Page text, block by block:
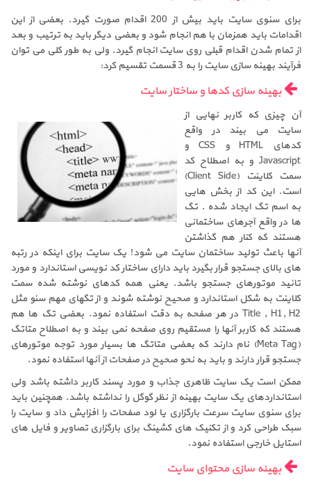
برای سئوی سایت باید بیش از 200 اقدام صورت گیرد. بعضی از این
اقدامات باید همزمان با هم انجام شود و بعضی دیگر باید به ترتیب و بعد
از تمام شدن اقدام قبلی روی سایت انجام گیرد. ولی به طور کلی می توان
فرآیند بهینه سازی سایت را به 3 قسمت تقسیم کرد:
بهینه سازی کدها و ساختار سایت
آن چیزی که کاربر نهایی از
سایت می بیند در واقع
کدهای HTML و CSS و
Javascript و به اصطلاح کد
سمت کلاینت (Client Side)
است. این کد از بخش هایی
به اسم تگ ایجاد شده . تگ
ها در واقع آجرهای ساختمانی
هستند که کنار هم گذاشتن
آنها باعث تولید ساختمان سایت می شود! یک سایت برای اینکه در رتبه
های بالای جستجو قرار بگیرد باید دارای ساختار کد نویسی استاندارد و مورد
تائید موتورهای جستجو باشد. یعنی همه کدهای نوشته شده سمت
کلاینت به شکل استاندارد و صحیح نوشته شوند و از تگهای مهم سئو مثل
Title , H1, H2 در هر صفحه به دقت استفاده نمود. بعضی تگ ها هم
هستند که کاربر آنها را مستقیم روی صفحه نمی بیند و به اصطلاح متاتگ
(Meta Tag) نام دارند که بعضی متاتگ ها بسیار مورد توجه موتورهای
جستجو قرار دارند و باید به نحو صحیح در صفحات از آنها استفاده نمود.
ممکن است یک سایت ظاهری جذاب و مورد پسند کاربر داشته باشد ولی
استانداردهای یک سایت بهینه از نظر گوگل را نداشته باشد. همچنین باید
برای سئوی سایت سرعت بارگزاری یا لود صفحات را افزایش داد و سایت را
سبک طراحی کرد و از تکنیک های کشینگ برای بارگزاری تصاویر و فایل های
استایل خارجی استفاده نمود.
بهینه سازی محتوای سایت